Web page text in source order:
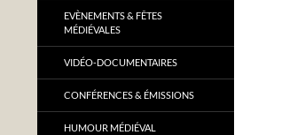
EVÈNEMENTS & FÊTES
MÉDIÉVALES
VIDÉO-DOCUMENTAIRES
CONFÉRENCES & ÉMISSIONS
HUMOUR MÉDIÉVAL